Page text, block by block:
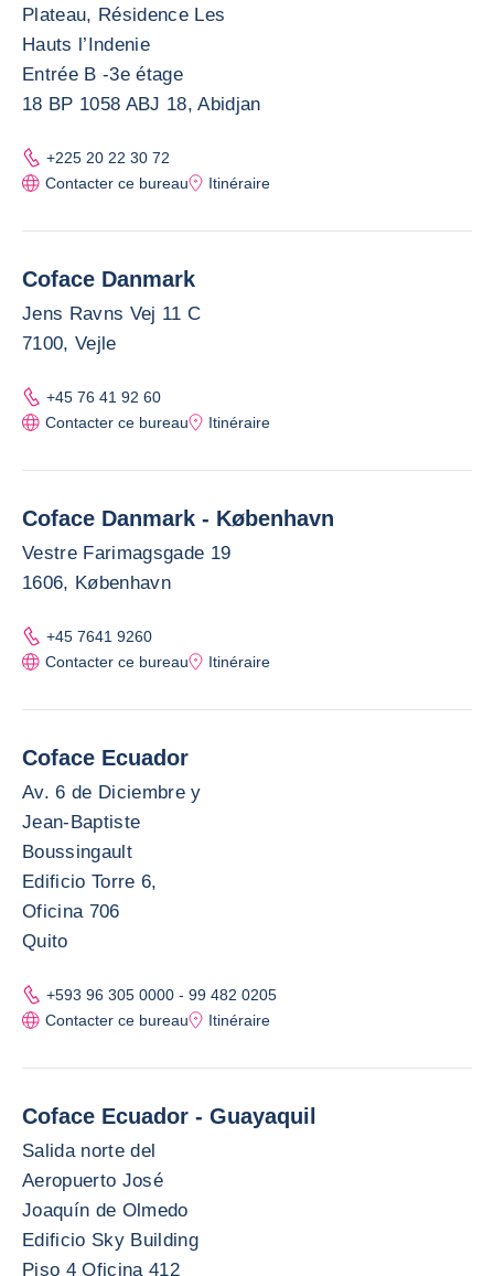
Plateau, Résidence Les
Hauts l’Indenie
Entrée B -3e étage
18 BP 1058 ABJ 18, Abidjan
+225 20 22 30 72
Contacter ce bureau
Itinéraire
Coface Danmark
Jens Ravns Vej 11 C
7100, Vejle
+45 76 41 92 60
Contacter ce bureau
Itinéraire
Coface Danmark - København
Vestre Farimagsgade 19
1606, København
+45 7641 9260
Contacter ce bureau
Itinéraire
Coface Ecuador
Av. 6 de Diciembre y
Jean-Baptiste
Boussingault
Edificio Torre 6,
Oficina 706
Quito
+593 96 305 0000 - 99 482 0205
Contacter ce bureau
Itinéraire
Coface Ecuador - Guayaquil
Salida norte del
Aeropuerto José
Joaquín de Olmedo
Edificio Sky Building
Piso 4 Oficina 412